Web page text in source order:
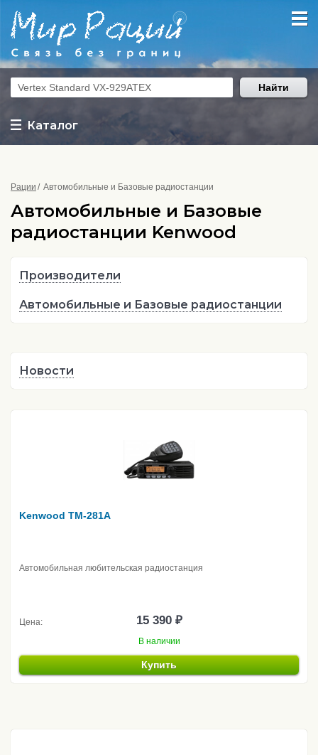
Каталог
Найти
Рации Автомобильные и Базовые радиостанции
Автомобильные и Базовые
радиостанции Kenwood
Производители
Автомобильные и Базовые радиостанции
Новости
Kenwood TM-281A
Автомобильная любительская радиостанция
Цена: 15 390 ₽
В наличии
Купить